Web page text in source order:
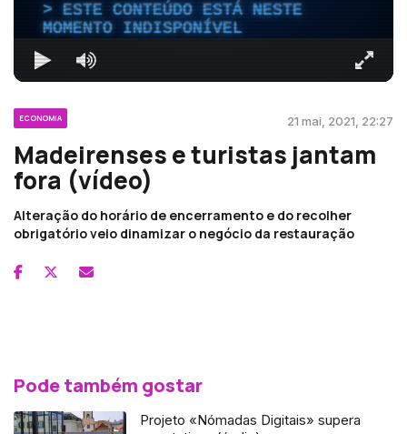
ESTE CONTEÚDO ESTÁ NESTE
MOMENTO INDISPONÍVEL
ECONOMIA 21 mai, 2021, 22:27
Madeirenses e turistas jantam
fora (vídeo)
Alteração do horário de encerramento e do recolher
obrigatório veio dinamizar o negócio da restauração
Pode também gostar
Projeto «Nómadas Digitais» supera